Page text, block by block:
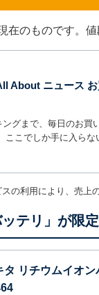
のものです。値
About ニュース
グまで、毎日のお
こでしか手に入らな
の利用により、売上
テリ」が限
タ リチウムイオ